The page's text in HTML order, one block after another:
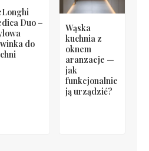
Duo –
do
Wąska
kuchnia z
oknem
aranzacje —
jak
funkcjonalnie
ją urządzić?